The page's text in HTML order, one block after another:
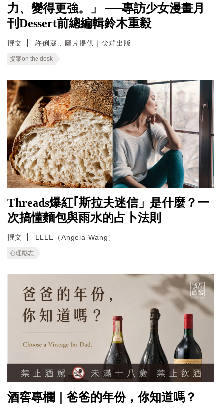
力、變得更強。」 ──專訪少女漫畫月
刊Dessert前總編輯鈴木重毅
撰文 許俐葳．圖片提供｜尖端出版
提案on the desk
Threads爆紅｢斯拉夫迷信」是什麼？一
次搞懂麵包與雨水的占卜法則
撰文 ELLE（Angela Wang）
心理勵志
酒窖專欄｜爸爸的年份，你知道嗎？